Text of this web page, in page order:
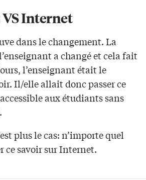
Internet
dans le changement. La
a changé et cela fait
l’enseignant était le
Il/elle allait donc passer ce
aux étudiants sans
plus le cas: n’importe quel
ce savoir sur Internet.